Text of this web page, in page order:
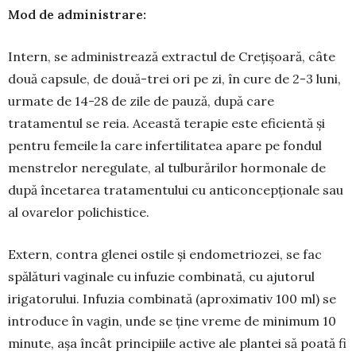
Mod de administrare:
Intern, se administrează extractul de Creți­șoară, câte
două capsule, de două-trei ori pe zi, în cure de 2-3 luni,
urmate de 14-28 de zile de pauză, după care
tratamentul se reia. Această terapie este eficientă și
pentru femeile la care infertilitatea apare pe fondul
menstrelor nere­gulate, al tulburărilor hormonale de
după înceta­rea tratamentului cu anticoncepționale sau
al ova­relor polichistice.
Extern, contra glenei ostile și endometriozei, se fac
spălături vaginale cu infuzie combinată, cu ajutorul
irigatorului. Infuzia combinată (apro­ximativ 100 ml) se
introduce în vagin, unde se ține vreme de minimum 10
minute, așa încât prin­­cipiile active ale plantei să poată fi